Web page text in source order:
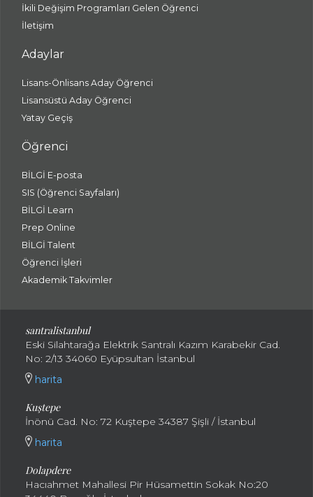
İkili Değişim Programları Gelen Öğrenci
İletişim
Adaylar
Lisans-Önlisans Aday Öğrenci
Lisansüstü Aday Öğrenci
Yatay Geçiş
Öğrenci
BİLGİ E-posta
SIS (Öğrenci Sayfaları)
BİLGİ Learn
Prep Online
BİLGİ Talent
Öğrenci İşleri
Akademik Takvimler
santralistanbul
Eski Silahtarağa Elektrik Santralı Kazım Karabekir Cad.
No: 2/13 34060 Eyüpsultan İstanbul
harita
Kuştepe
İnönü Cad. No: 72 Kuştepe 34387 Şişli / İstanbul
harita
Dolapdere
Hacıahmet Mahallesi Pir Hüsamettin Sokak No:20